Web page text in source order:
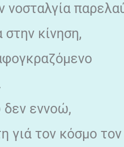
νοσταλγία
κίνηση,
εννοώ,
γιά τον κόσμο